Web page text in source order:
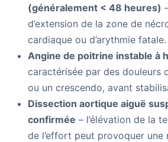
(généralement < 48 heures)
d’extension de la zone de
cardiaque ou d’arythmie fatale.
Angine de poitrine instable à
caractérisée par des douleurs
ou un crescendo, avant
Dissection aortique aiguë
confirmée – l’élévation de la
de l’effort peut provoquer une